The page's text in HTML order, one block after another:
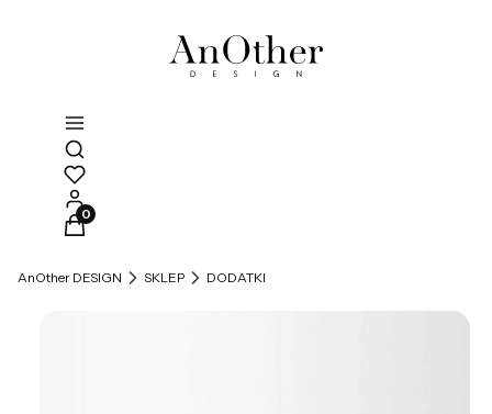
Otwórz wyszukiwarkę
Produkty w koszyku: 0. Zobacz szczegóły
AnOther DESIGN SKLEP DODATKI